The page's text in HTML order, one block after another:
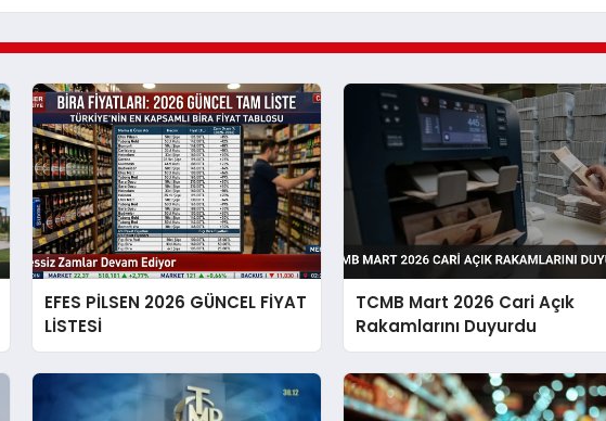
EFES PİLSEN 2026 GÜNCEL FİYAT
LİSTESİ
TCMB Mart 2026 Cari Açık
Rakamlarını Duyurdu